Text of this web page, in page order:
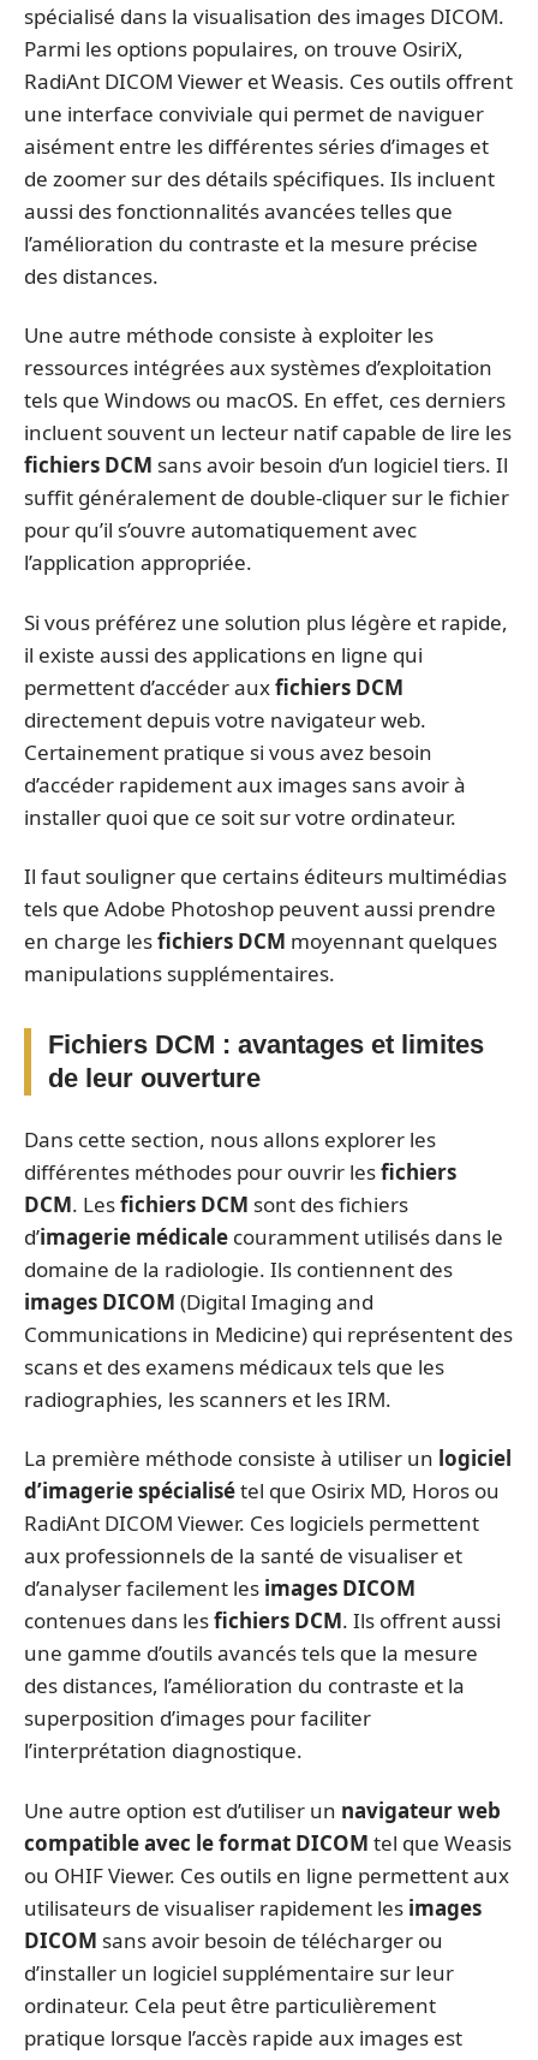
spécialisé dans la visualisation des images DICOM.
Parmi les options populaires, on trouve OsiriX,
RadiAnt DICOM Viewer et Weasis. Ces outils offrent
une interface conviviale qui permet de naviguer
aisément entre les différentes séries d’images et
de zoomer sur des détails spécifiques. Ils incluent
aussi des fonctionnalités avancées telles que
l’amélioration du contraste et la mesure précise
des distances.
Une autre méthode consiste à exploiter les
ressources intégrées aux systèmes d’exploitation
tels que Windows ou macOS. En effet, ces derniers
incluent souvent un lecteur natif capable de lire les
fichiers DCM sans avoir besoin d’un logiciel tiers. Il
suffit généralement de double-cliquer sur le fichier
pour qu’il s’ouvre automatiquement avec
l’application appropriée.
Si vous préférez une solution plus légère et rapide,
il existe aussi des applications en ligne qui
permettent d’accéder auxfichiers DCM
directement depuis votre navigateur web.
Certainement pratique si vous avez besoin
d’accéder rapidement aux images sans avoir à
installer quoi que ce soit sur votre ordinateur.
Il faut souligner que certains éditeurs multimédias
tels que Adobe Photoshop peuvent aussi prendre
en charge lesfichiers DCM moyennant quelques
manipulations supplémentaires.
Fichiers DCM : avantages et limites
de leur ouverture
Dans cette section, nous allons explorer les
différentes méthodes pour ouvrir lesfichiers
DCM. Lesfichiers DCM sont des fichiers
d’imagerie médicale couramment utilisés dans le
domaine de la radiologie. Ils contiennent des
images DICOM (Digital Imaging and
Communications in Medicine) qui représentent des
scans et des examens médicaux tels que les
radiographies, les scanners et les IRM.
La première méthode consiste à utiliser un logiciel
d’imagerie spécialisétel que Osirix MD, Horos ou
RadiAnt DICOM Viewer. Ces logiciels permettent
aux professionnels de la santé de visualiser et
d’analyser facilement les images DICOM
contenues dans lesfichiers DCM. Ils offrent aussi
une gamme d’outils avancés tels que la mesure
des distances, l’amélioration du contraste et la
superposition d’images pour faciliter
l’interprétation diagnostique.
Une autre option est d’utiliser un navigateur web
compatible avec le format DICOM tel que Weasis
ou OHIF Viewer. Ces outils en ligne permettent aux
utilisateurs de visualiser rapidement les images
DICOM sans avoir besoin de télécharger ou
d’installer un logiciel supplémentaire sur leur
ordinateur. Cela peut être particulièrement
pratique lorsque l’accès rapide aux images est